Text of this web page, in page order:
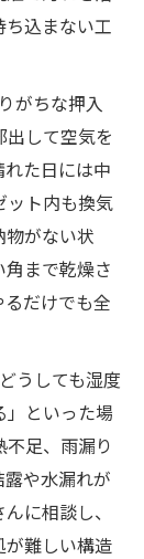
ち込まない工
がちな押入
して空気を
た日には中
ット内も換気
物がない状
まで乾燥さ
だけでも全
うしても湿度
」といった場
足、雨漏り
や水漏れが
に相談し、
が難しい構造